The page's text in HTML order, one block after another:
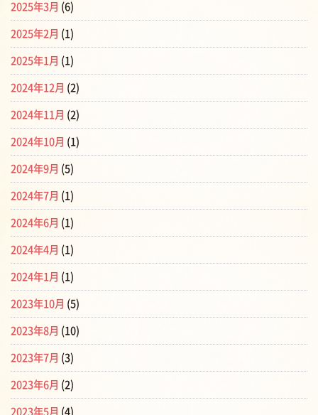
2025年3月 (6)
2025年2月 (1)
2025年1月 (1)
2024年12月 (2)
2024年11月 (2)
2024年10月 (1)
2024年9月 (5)
2024年7月 (1)
2024年6月 (1)
2024年4月 (1)
2024年1月 (1)
2023年10月 (5)
2023年8月 (10)
2023年7月 (3)
2023年6月 (2)
2023年5月 (4)